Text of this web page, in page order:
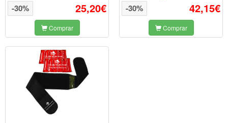
25,20€
-30%
Comprar
42,15€
-30%
Comprar